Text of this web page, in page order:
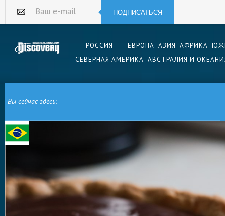
Ваш e-mail ПОДПИСАТЬСЯ
РОССИЯ ЕВРОПА АЗИЯ АФРИКА
СЕВЕРНАЯ АМЕРИКА АВСТРАЛИЯ И
Вы сейчас здесь:
ГЛАВНАЯ БРАЗИЛИЯ БРАЗИЛЬСКАЯ КУХНЯ